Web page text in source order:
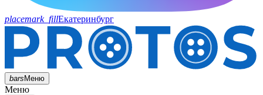
placemark_fillЕкатеринбург
barsМеню
Меню